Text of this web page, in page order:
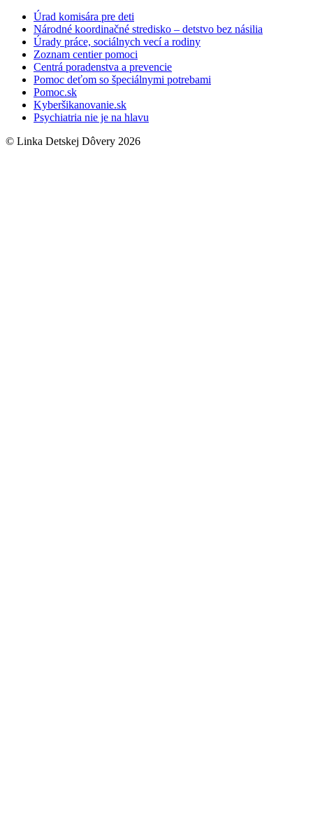
Úrad komisára pre deti
Národné koordinačné stredisko – detstvo bez násilia
Úrady práce, sociálnych vecí a rodiny
Zoznam centier pomoci
Centrá poradenstva a prevencie
Pomoc deťom so špeciálnymi potrebami
Pomoc.sk
Kyberšikanovanie.sk
Psychiatria nie je na hlavu
© Linka Detskej Dôvery 2026